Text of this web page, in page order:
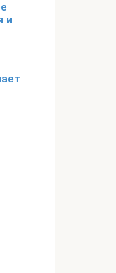
и